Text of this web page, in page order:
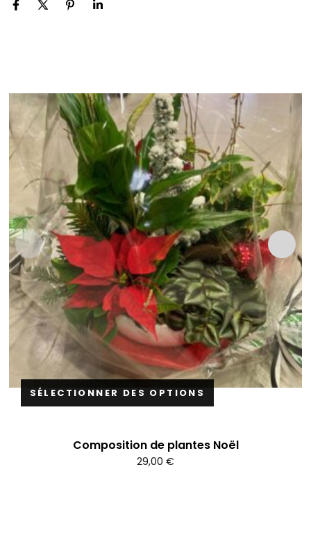
SÉLECTIONNER DES OPTIONS
Composition de plantes Noël
29,00 €